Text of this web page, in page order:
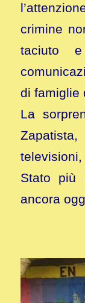
crimine
taciuto
di famiglie
La
Stato più
ancora